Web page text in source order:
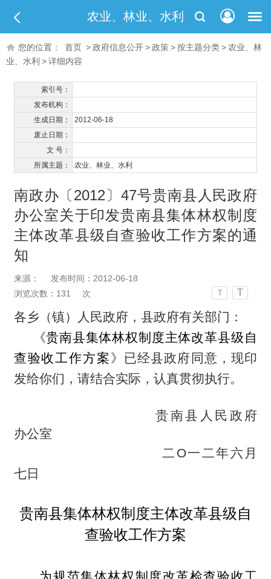
农业、林业、水利
您的位置： 首页 >政府信息公开>政策>按主题分类> 农业、林
业、水利 >详细内容
索引号：
发布机构：
生成日期：
2012-06-18
废止日期：
文 号：
所属主题：
农业、林业、水利
南政办〔2012〕47号贵南县人民政府
办公室关于印发贵南县集体林权制度
主体改革县级自查验收工作方案的通
知
来源：
发布时间：2012-06-18
浏览次数： 131 次 T T
各乡（镇）人民政府，县政府有关部门：
《贵南县集体林权制度主体改革县级自
查验收工作方案》已经县政府同意，现印
发给你们，请结合实际，认真贯彻执行。
贵南县人民政府
办公室
二Ο一二年六月
七日
贵南县集体林权制度主体改革县级自
查验收工作方案